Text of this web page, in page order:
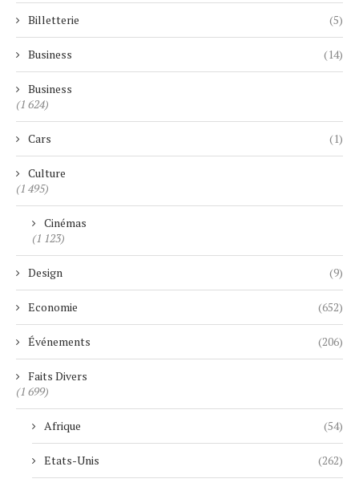
Billetterie (5)
Business (14)
Business
(1 624)
Cars (1)
Culture
(1 495)
Cinémas
(1 123)
Design (9)
Economie (652)
Événements (206)
Faits Divers
(1 699)
Afrique (54)
Etats-Unis (262)